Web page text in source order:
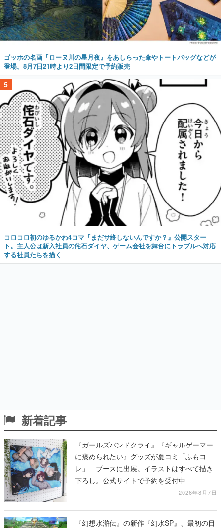
ゴッホの名画『ローヌ川の星月夜』をあしらった傘やトートバッグなどが
登場。8月7日21時より2日間限定で予約販売
5
コロコロ初のゆるかわ4コマ『まだサ終しないんですか？』公開スター
ト。主人公は新入社員の侘石ダイヤ、ゲーム会社を舞台にトラブルへ対応
する社員たちを描く
新着記事
『ガールズバンドクライ』『ギャルゲーマー
に褒められたい』グッズが夏コミ「ふもコ
レ」 ブースに出展。イラストはすべて描き
下ろし。公式サイトで予約を受付中
2026年8月7日
『幻想水滸伝』の新作『幻水SP』、最初の目